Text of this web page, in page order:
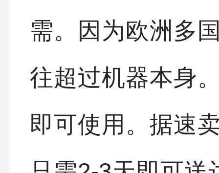
需。因为欧洲多
往超过机器本身
即可使用。据速